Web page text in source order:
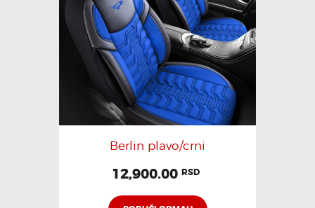
Berlin plavo/crni
12,900.00 RSD